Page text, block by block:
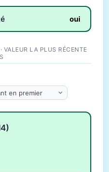
oui
· VALEUR LA PLUS RÉCENTE